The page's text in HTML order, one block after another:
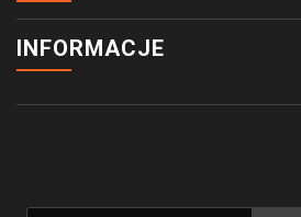
INFORMACJE